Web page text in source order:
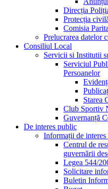
Direcția
Protecția
Comisia
Prelucrarea datelor
Consiliul Local
Servicii si Institutii
Serviciul
Persoanelor
Starea
Club Sportiv
Guvernanță
De interes public
Informații de
Centrul de
guvernării
Legea 544/
Solicitare
Buletin